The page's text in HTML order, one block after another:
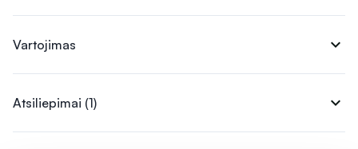
Vartojimas expand_more
Atsiliepimai (1) expand_more